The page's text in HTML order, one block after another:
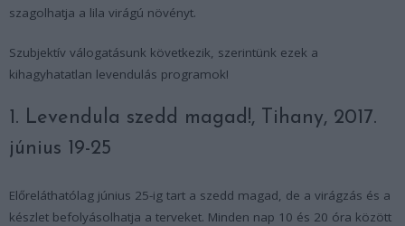
szagolhatja a lila virágú növényt.
Szubjektív válogatásunk következik, szerintünk ezek a
kihagyhatatlan levendulás programok!
1. Levendula szedd magad!, Tihany, 2017.
június 19-25
Előreláthatólag június 25-ig tart a szedd magad, de a virágzás és a
készlet befolyásolhatja a terveket. Minden nap 10 és 20 óra között